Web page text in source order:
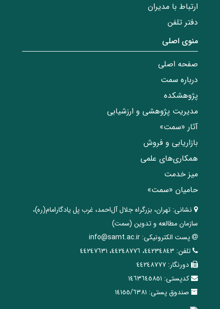
ارتباط با مدیران
دفتر تلفن
منوی اصلی
صفحه اصلی
درباره سمت
پژوهشکده
مدیریت پژوهشی و ارزشیابی
آثار «سمت»
بازاریابی و فروش
همکاری‌های علمی
میز خدمت
حامیان «سمت»
نشانی: تهران، ‌بزرگراه ‌جلال آل‌احمد، غرب پل يادگار‌امام(ره)‌،
سازمان مطالعه و تدوین‌ (سمت)
پست الکترونیکی: info@samt.ac.ir
تلفن: ٤٤٢٣٤٨٤٣، ٤٤٢٤٨٧٧٦، ٤٤٢٤٧٦٣١
دورنگار: ٤٤٢٤٨٧٧٧
کدپستی: ١٤٦٣٦٤٥٨٥١
صندوق پستی: ١٤١٥٥/٦٣٨١